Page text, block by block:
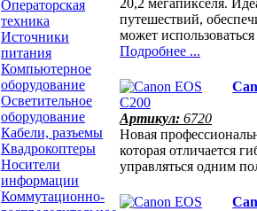
Операторская
техника
Источники
питания
Компьютерное
оборудование
Осветительное
оборудование
Кабели, разъемы
Квадрокоптеры
Носители
информации
Коммутационно-
20,2 мегапикселя.
путешествий,
может
Подробнее ...
Артикул: 6720
Новая
которая отличается
управляться одним